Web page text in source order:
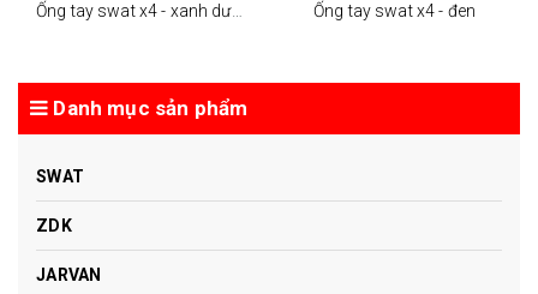
Ống tay swat x4 - xanh dương Ống tay swat x4 - đen
Danh mục sản phẩm
SWAT
ZDK
JARVAN